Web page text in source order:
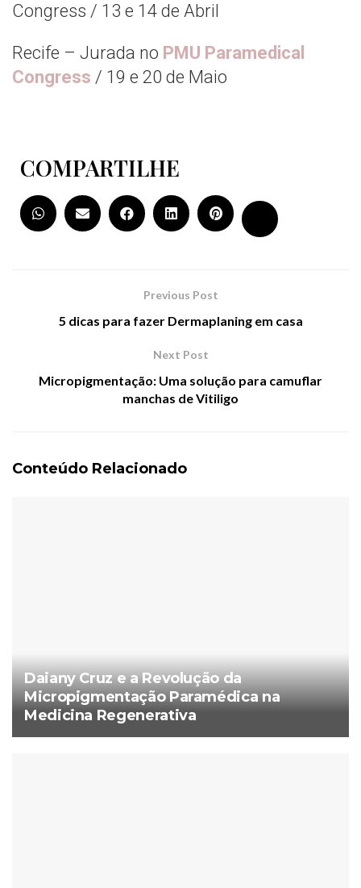
Congress / 13 e 14 de Abril
Recife – Jurada no PMU Paramedical
Congress / 19 e 20 de Maio
COMPARTILHE
Previous Post
5 dicas para fazer Dermaplaning em casa
Next Post
Micropigmentação: Uma solução para camuflar
manchas de Vitiligo
Conteúdo Relacionado
Daiany Cruz e a Revolução da
Micropigmentação Paramédica na
Medicina Regenerativa